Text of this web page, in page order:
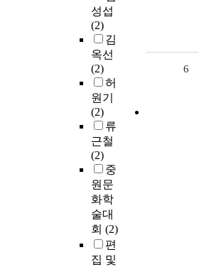
성섭
(2)
김
옥선
(2)
허
원기
(2)
류
근철
(2)
중
원문
화학
술대
회 (2)
편
집 및
6